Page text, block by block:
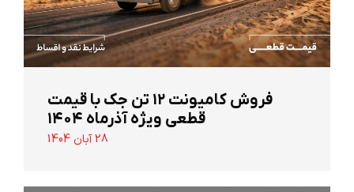
‌فروش کامیونت ۱۲ تن جک با قیمت
قطعی ویژه آذرماه ۱۴۰۴
28 آبان 1404